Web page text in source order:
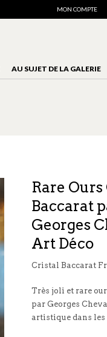
MON COMPTE
AU SUJET DE LA GALERIE
Rare
Baccarat
Georges
Art Déco
Cristal Baccarat
Très joli et rare
par Georges
artistique dans les